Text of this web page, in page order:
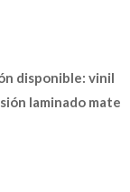
disponible: vinil
laminado mate